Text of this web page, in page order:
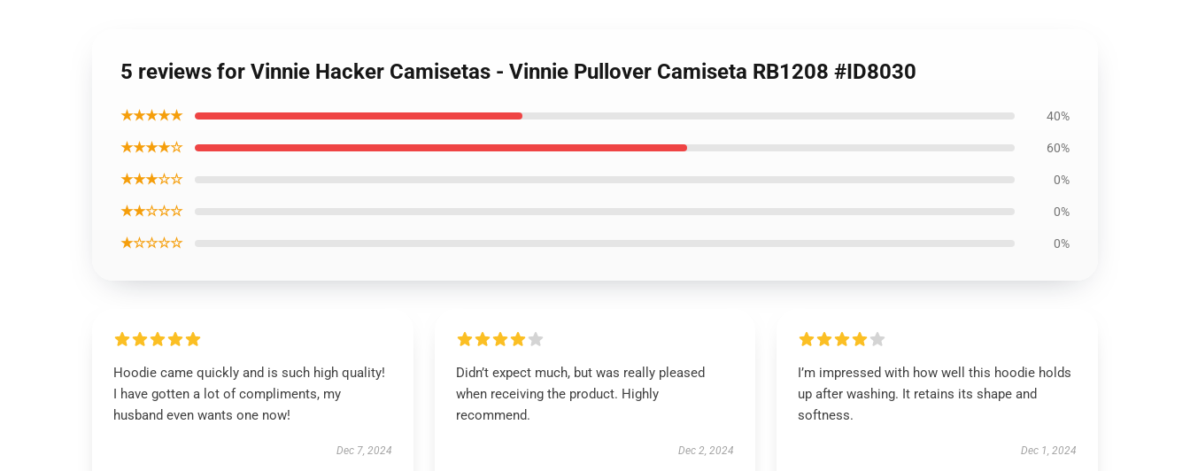
5 reviews for Vinnie Hacker Camisetas - Vinnie Pullover Camiseta RB1208 #ID8030
★★★★★ 40%
★★★★☆ 60%
★★★☆☆ 0%
★★☆☆☆ 0%
★☆☆☆☆ 0%
Hoodie came quickly and is such high quality!
I have gotten a lot of compliments, my
husband even wants one now!
Dec 7, 2024
Didn’t expect much, but was really pleased
when receiving the product. Highly
recommend.
Dec 2, 2024
I’m impressed with how well this hoodie holds
up after washing. It retains its shape and
softness.
Dec 1, 2024